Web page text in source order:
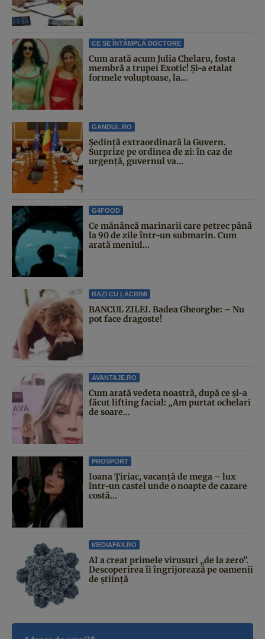
CE SE ÎNTÂMPLĂ DOCTORE
Cum arată acum Julia Chelaru, fosta
membră a trupei Exotic! Și-a etalat
formele voluptoase, la...
GANDUL.RO
Şedinţă extraordinară la Guvern.
Surprize pe ordinea de zi: în caz de
urgență, guvernul va...
G4FOOD
Ce mănâncă marinarii care petrec până
la 90 de zile într-un submarin. Cum
arată meniul...
RAZI CU LACRIMI
BANCUL ZILEI. Badea Gheorghe: – Nu
pot face dragoste!
AVANTAJE.RO
Cum arată vedeta noastră, după ce și-a
făcut lifting facial: „Am purtat ochelari
de soare...
PROSPORT
Ioana Țiriac, vacanță de mega – lux
într-un castel unde o noapte de cazare
costă...
MEDIAFAX.RO
AI a creat primele virusuri „de la zero”.
Descoperirea îi îngrijorează pe oamenii
de știință